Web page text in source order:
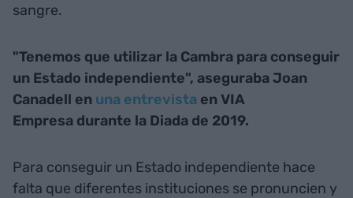
sangre.
"Tenemos que utilizar la Cambra para conseguir
un Estado independiente", aseguraba Joan
Canadell en una entrevista en VIA
Empresa durante la Diada de 2019.
Para conseguir un Estado independiente hace
falta que diferentes instituciones se pronuncien y